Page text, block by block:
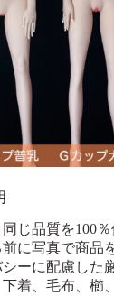
じ品質を100％
に写真で商品
ーに配慮した
着、毛布、櫛